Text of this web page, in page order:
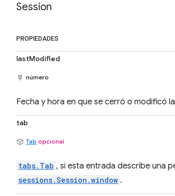
Session
PROPIEDADES
lastModified
número
Fecha y hora en que se cerró o modificó
tab
Tab opcional
tabs.Tab , si esta entrada describe una
sessions.Session.window .